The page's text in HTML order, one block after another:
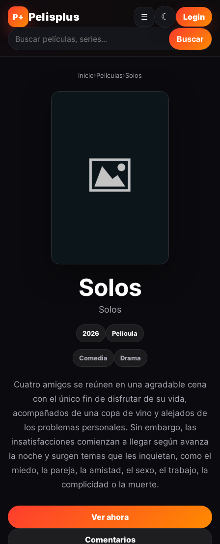
P+ Pelisplus ☰
Buscar
Login
☾
Inicio›Películas›Solos
Solos
Solos
2026 Película
Comedia Drama
Cuatro amigos se reúnen en una agradable cena
con el único fin de disfrutar de su vida,
acompañados de una copa de vino y alejados de
los problemas personales. Sin embargo, las
insatisfacciones comienzan a llegar según avanza
la noche y surgen temas que les inquietan, como el
miedo, la pareja, la amistad, el sexo, el trabajo, la
complicidad o la muerte.
Ver ahora
Comentarios